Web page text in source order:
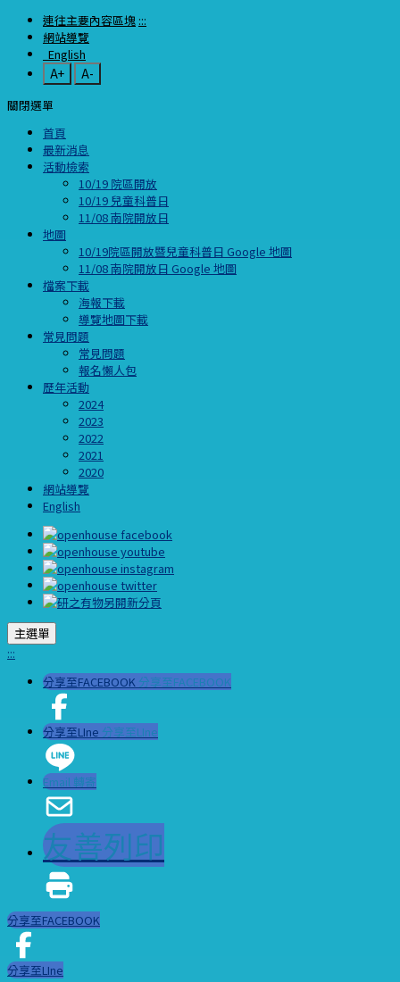
連往主要內容區塊 :::
網站導覽
English
A+
A-
關閉選單
首頁
最新消息
活動檢索
10/19 院區開放
10/19 兒童科普日
11/08 南院開放日
地圖
10/19院區開放暨兒童科普日 Google 地圖
11/08 南院開放日 Google 地圖
檔案下載
海報下載
導覽地圖下載
常見問題
常見問題
報名懶人包
歷年活動
2024
2023
2022
2021
2020
網站導覽
English
主選單
:::
分享至FACEBOOK 分享至FACEBOOK
分享至LIne 分享至LIne
Email 轉寄
友善列印
分享至FACEBOOK
分享至LIne